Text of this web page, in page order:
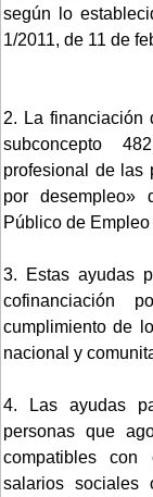
según lo
1/2011, de 11 de
2. La financiación
subconcepto
profesional de las
por desempleo»
Público de Empleo
3. Estas ayudas
cofinanciación
cumplimiento de
nacional y
4. Las ayudas
personas que
compatibles
salarios sociales